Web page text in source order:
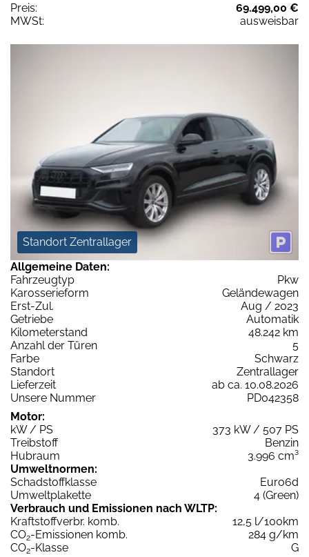
Preis:
69.499,00 €
MWSt:
ausweisbar
Standort Zentrallager
Allgemeine Daten:
Fahrzeugtyp
Pkw
Karosserieform
Geländewagen
Erst-Zul.
Aug / 2023
Getriebe
Automatik
Kilometerstand
48.242 km
Anzahl der Türen
5
Farbe
Schwarz
Standort
Zentrallager
Lieferzeit
ab ca. 10.08.2026
Unsere Nummer
PD042358
Motor:
kW / PS
373 kW / 507 PS
Treibstoff
Benzin
Hubraum
3.996 cm³
Umweltnormen:
Schadstoffklasse
Euro6d
Umweltplakette
4 (Green)
Verbrauch und Emissionen nach WLTP:
Kraftstoffverbr. komb.
12,5 l/100km
CO2-Emissionen komb.
284 g/km
CO2-Klasse
G